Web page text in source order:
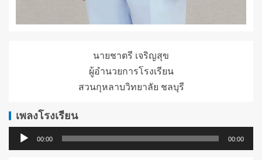
นายชาตรี เจริญสุข
ผู้อำนวยการโรงเรียน
สวนกุหลาบวิทยาลัย ชลบุรี
เพลงโรงเรียน
ตัว
00:00 00:00